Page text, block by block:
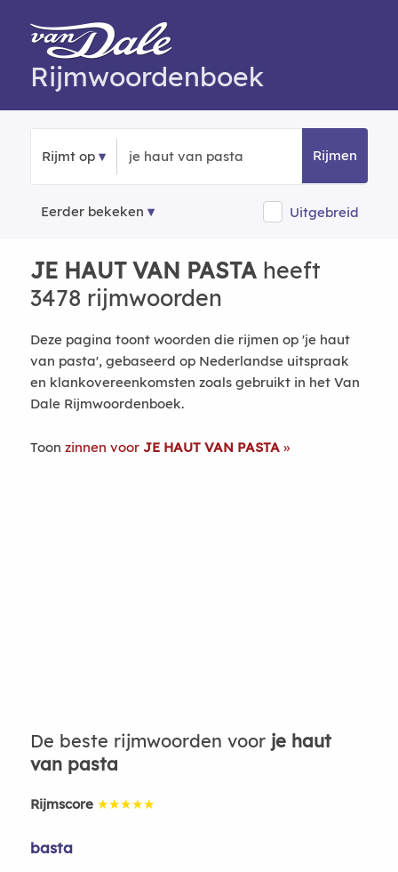
Rijmwoordenboek
Rijmt op Rijmen
Eerder bekeken Uitgebreid
JE HAUT VAN PASTAheeft
3478 rijmwoorden
Deze pagina toont woorden die rijmen op 'je haut
van pasta', gebaseerd op Nederlandse uitspraak
en klankovereenkomsten zoals gebruikt in het Van
Dale Rijmwoordenboek.
Toon zinnen voor JE HAUT VAN PASTA
De beste rijmwoorden voor je haut
van pasta
Rijmscore ★★★★★
basta